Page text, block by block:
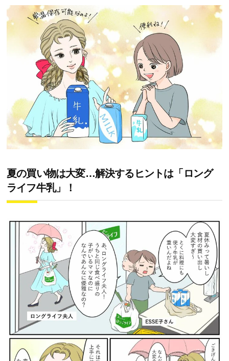
夏の買い物は大変…解決するヒントは「ロング
ライフ牛乳」！